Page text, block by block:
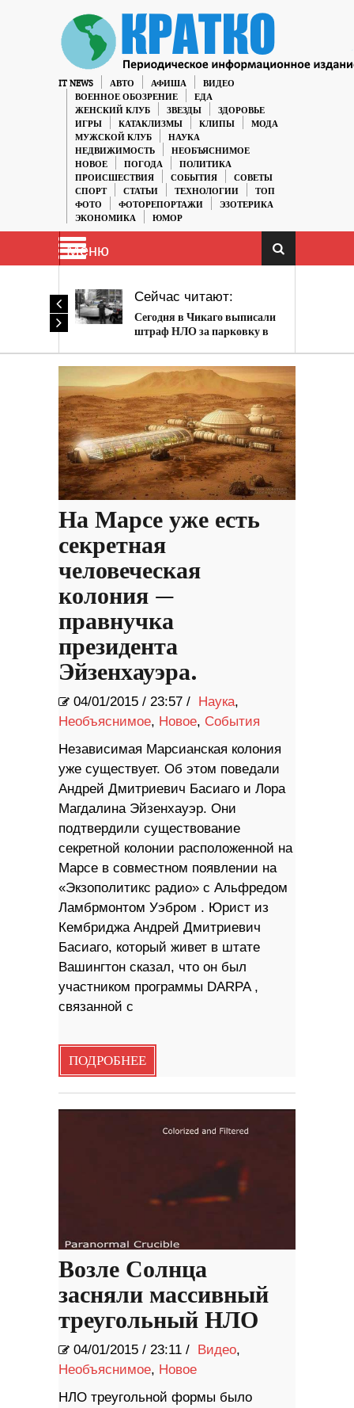
IT NEWS АВТО АФИША
ВИДЕО
ВОЕННОЕ ОБОЗРЕНИЕ
ЕДА
ЖЕНСКИЙ КЛУБ
ЗВЕЗДЫ
ЗДОРОВЬЕ
ИГРЫ
КАТАКЛИЗМЫ КЛИПЫ
МОДА
МУЖСКОЙ КЛУБ
НАУКА
НЕДВИЖИМОСТЬ
НЕОБЪЯСНИМОЕ
НОВОЕ
ПОГОДА
ПОЛИТИКА
ПРОИСШЕСТВИЯ
СОБЫТИЯ
СОВЕТЫ
СПОРТ
СТАТЬИ ТЕХНОЛОГИИ
ТОП
ФОТО
ФОТОРЕПОРТАЖИ
ЭЗОТЕРИКА
ЭКОНОМИКА
ЮМОР
Меню
Сейчас читают:
Сегодня в Чикаго выписали
штраф НЛО за парковку в
На Марсе уже есть
секретная
человеческая
колония —
правнучка
президента
Эйзенхауэра.
04/01/2015 / 23:57 / Наука,
Необъяснимое, Новое, События
Независимая Марсианская колония
уже существует. Об этом поведали
Андрей Дмитриевич Басиаго и Лора
Магдалина Эйзенхауэр. Они
подтвердили существование
секретной колонии расположенной на
Марсе в совместном появлении на
«Экзополитикс радио» с Альфредом
Ламбрмонтом Уэбром . Юрист из
Кембриджа Андрей Дмитриевич
Басиаго, который живет в штате
Вашингтон сказал, что он был
участником программы DARPA ,
связанной с
ПОДРОБНЕЕ
Возле Солнца
засняли массивный
треугольный НЛО
04/01/2015 / 23:11 / Видео,
Необъяснимое, Новое
НЛО треугольной формы было